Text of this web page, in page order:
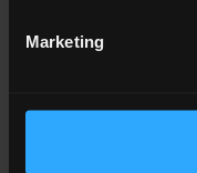
Marketing